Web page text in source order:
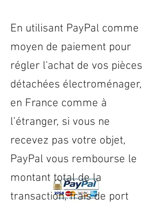
En utilisant PayPal comme
moyen de paiement pour
régler l'achat de vos pièces
détachées électroménager,
en France comme à
l’étranger, si vous ne
recevez pas votre objet,
PayPal vous rembourse le
montant total de la
transaction, frais de port